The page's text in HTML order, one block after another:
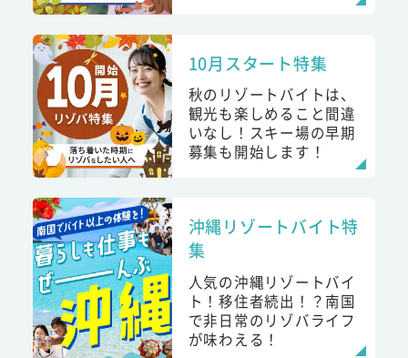
10月スタート特集
秋のリゾートバイトは、
観光も楽しめること間違
いなし！スキー場の早期
募集も開始します！
沖縄リゾートバイト特
集
人気の沖縄リゾートバイ
ト！移住者続出！？南国
で非日常のリゾバライフ
が味わえる！